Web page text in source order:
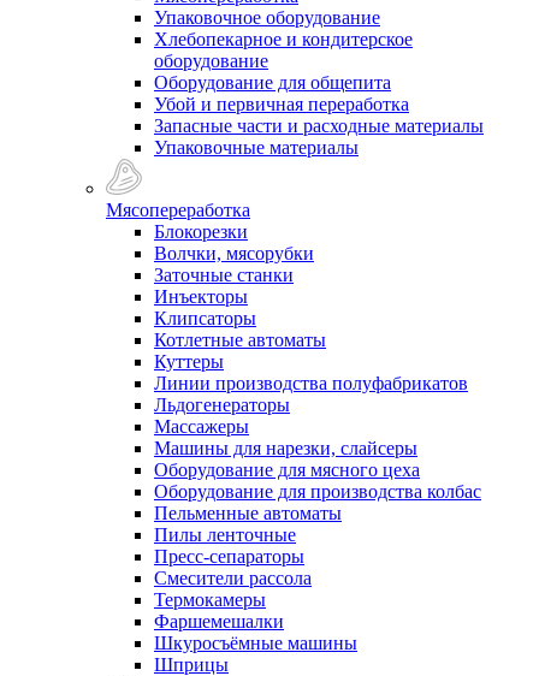
Упаковочное оборудование
Хлебопекарное и кондитерское
оборудование
Оборудование для общепита
Убой и первичная переработка
Запасные части и расходные материалы
Упаковочные материалы
Мясопереработка
Блокорезки
Волчки, мясорубки
Заточные станки
Инъекторы
Клипсаторы
Котлетные автоматы
Куттеры
Линии производства полуфабрикатов
Льдогенераторы
Массажеры
Машины для нарезки, слайсеры
Оборудование для мясного цеха
Оборудование для производства колбас
Пельменные автоматы
Пилы ленточные
Пресс-сепараторы
Смесители рассола
Термокамеры
Фаршемешалки
Шкуросъёмные машины
Шприцы